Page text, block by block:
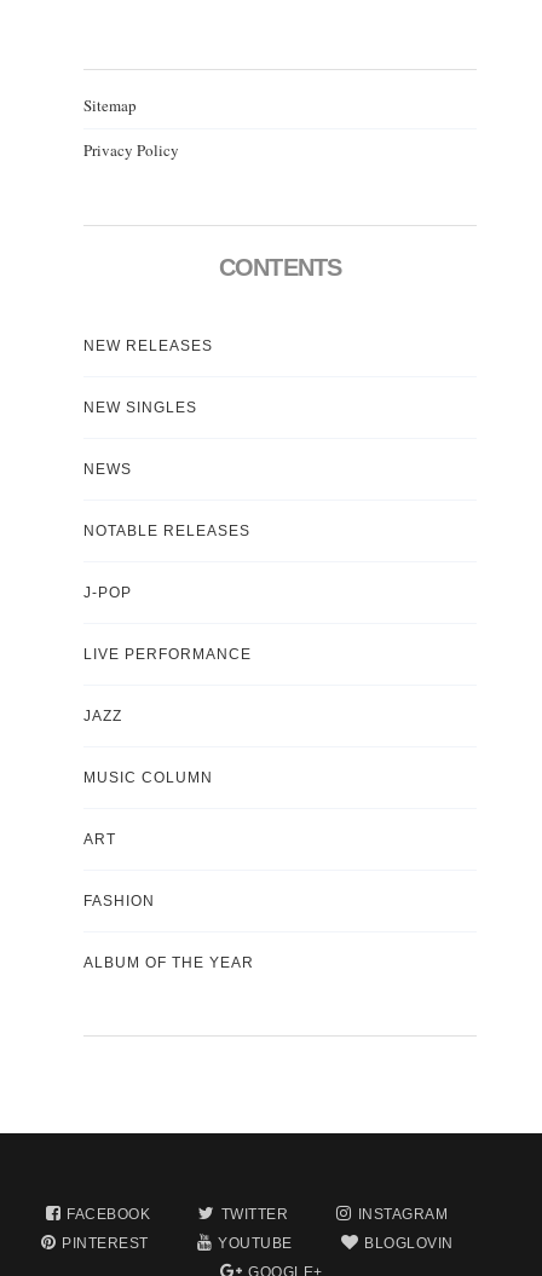
Sitemap
Privacy Policy
CONTENTS
NEW RELEASES
NEW SINGLES
NEWS
NOTABLE RELEASES
J-POP
LIVE PERFORMANCE
JAZZ
MUSIC COLUMN
ART
FASHION
ALBUM OF THE YEAR
FACEBOOK TWITTER
INSTAGRAM
PINTEREST
YOUTUBE
BLOGLOVIN
GOOGLE+